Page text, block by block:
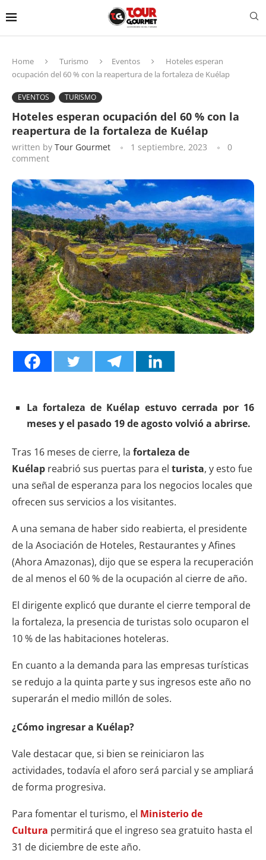
Home Turismo Eventos
Hoteles esperan
ocupación del 60 % con la reapertura de la fortaleza de Kuélap
EVENTOS TURISMO
Hoteles esperan ocupación del 60 % con la
reapertura de la fortaleza de Kuélap
written by Tour Gourmet 1 septiembre, 2023
0
comment
La fortaleza de Kuélap estuvo cerrada por 16
meses y el pasado 19 de agosto volvió a abrirse.
Tras 16 meses de cierre, la fortaleza de
Kuélap reabrió sus puertas para el turista, y esto fue
una señal de esperanza para los negocios locales que
ofrecen sus servicios a los visitantes.
A una semana de haber sido reabierta, el presidente
de la Asociación de Hoteles, Restaurantes y Afines
(Ahora Amazonas), dijo que se espera la recuperación
de al menos el 60 % de la ocupación al cierre de año.
El dirigente explicó que durante el cierre temporal de
la fortaleza, la presencia de turistas solo ocuparon el
10 % de las habitaciones hoteleras.
En cuanto a la demanda para las empresas turísticas
se redujo a la quinta parte y sus ingresos este año no
superarán el medio millón de soles.
¿Cómo ingresar a Kuélap?
Vale destacar que, si bien se reiniciaron las
actividades, todavía el aforo será parcial y se ampliará
de forma progresiva.
Para fomentar el turismo, el Ministerio de
Cultura permitirá que el ingreso sea gratuito hasta el
31 de diciembre de este año.